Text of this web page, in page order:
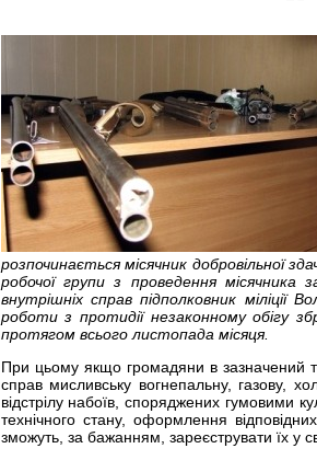
розпочинається місячник добровільної
робочої групи з проведення місячника
внутрішніх справ підполковник
роботи з протидії незаконному обігу
протягом всього листопада місяця.
При цьому якщо громадяни в зазначений
справ мисливську вогнепальну, газову,
відстрілу набоїв, споряджених гумовими
технічного стану, оформлення
зможуть, за бажанням, зареєструвати їх у